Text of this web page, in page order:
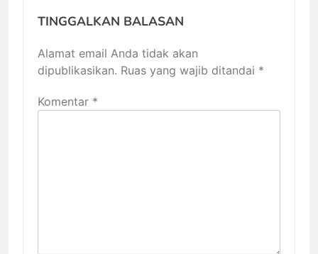
TINGGALKAN BALASAN
Alamat email Anda tidak akan
dipublikasikan. Ruas yang wajib ditandai *
Komentar *